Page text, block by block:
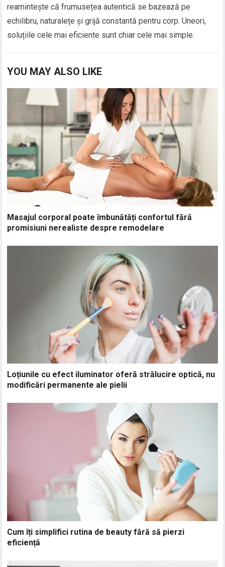
reamintește că frumusețea autentică se bazează pe
echilibru, naturalețe și grijă constantă pentru corp. Uneori,
soluțiile cele mai eficiente sunt chiar cele mai simple.
YOU MAY ALSO LIKE
Masajul corporal poate îmbunătăți confortul fără
promisiuni nerealiste despre remodelare
Loțiunile cu efect iluminator oferă strălucire optică, nu
modificări permanente ale pielii
Cum îți simplifici rutina de beauty fără să pierzi
eficiență